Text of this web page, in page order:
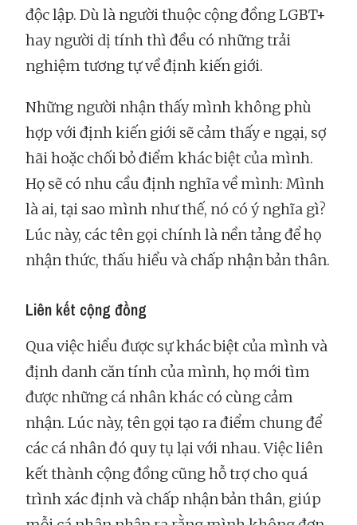
độc lập. Dù là người thuộc cộng đồng LGBT+
hay người dị tính thì đều có những trải
nghiệm tương tự về định kiến giới.
Những người nhận thấy mình không phù
hợp với định kiến giới sẽ cảm thấy e ngại, sợ
hãi hoặc chối bỏ điểm khác biệt của mình.
Họ sẽ có nhu cầu định nghĩa về mình: Mình
là ai, tại sao mình như thế, nó có ý nghĩa gì?
Lúc này, các tên gọi chính là nền tảng để họ
nhận thức, thấu hiểu và chấp nhận bản thân.
Liên kết cộng đồng
Qua việc hiểu được sự khác biệt của mình và
định danh căn tính của mình, họ mới tìm
được những cá nhân khác có cùng cảm
nhận. Lúc này, tên gọi tạo ra điểm chung để
các cá nhân đó quy tụ lại với nhau. Việc liên
kết thành cộng đồng cũng hỗ trợ cho quá
trình xác định và chấp nhận bản thân, giúp